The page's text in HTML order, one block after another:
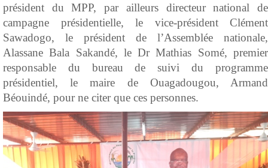
président du MPP, par ailleurs directeur national de
campagne présidentielle, le vice-président Clément
Sawadogo, le président de l’Assemblée nationale,
Alassane Bala Sakandé, le Dr Mathias Somé, premier
responsable du bureau de suivi du programme
présidentiel, le maire de Ouagadougou, Armand
Béouindé, pour ne citer que ces personnes.